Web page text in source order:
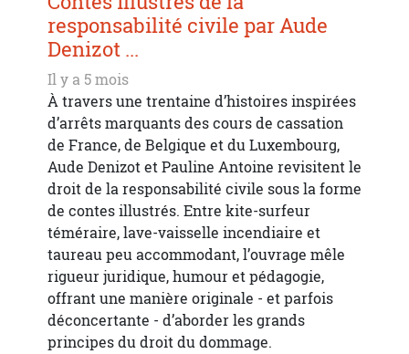
responsabilité civile par Aude
Denizot ...
Il y a 5 mois
À travers une trentaine d’histoires inspirées
d’arrêts marquants des cours de cassation
de France, de Belgique et du Luxembourg,
Aude Denizot et Pauline Antoine revisitent le
droit de la responsabilité civile sous la forme
de contes illustrés. Entre kite-surfeur
téméraire, lave-vaisselle incendiaire et
taureau peu accommodant, l’ouvrage mêle
rigueur juridique, humour et pédagogie,
offrant une manière originale - et parfois
déconcertante - d’aborder les grands
principes du droit du dommage.